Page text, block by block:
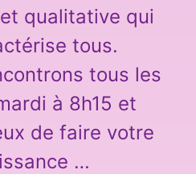
qualitative qui
tous.
tous les
à 8h15 et
de faire votre
…